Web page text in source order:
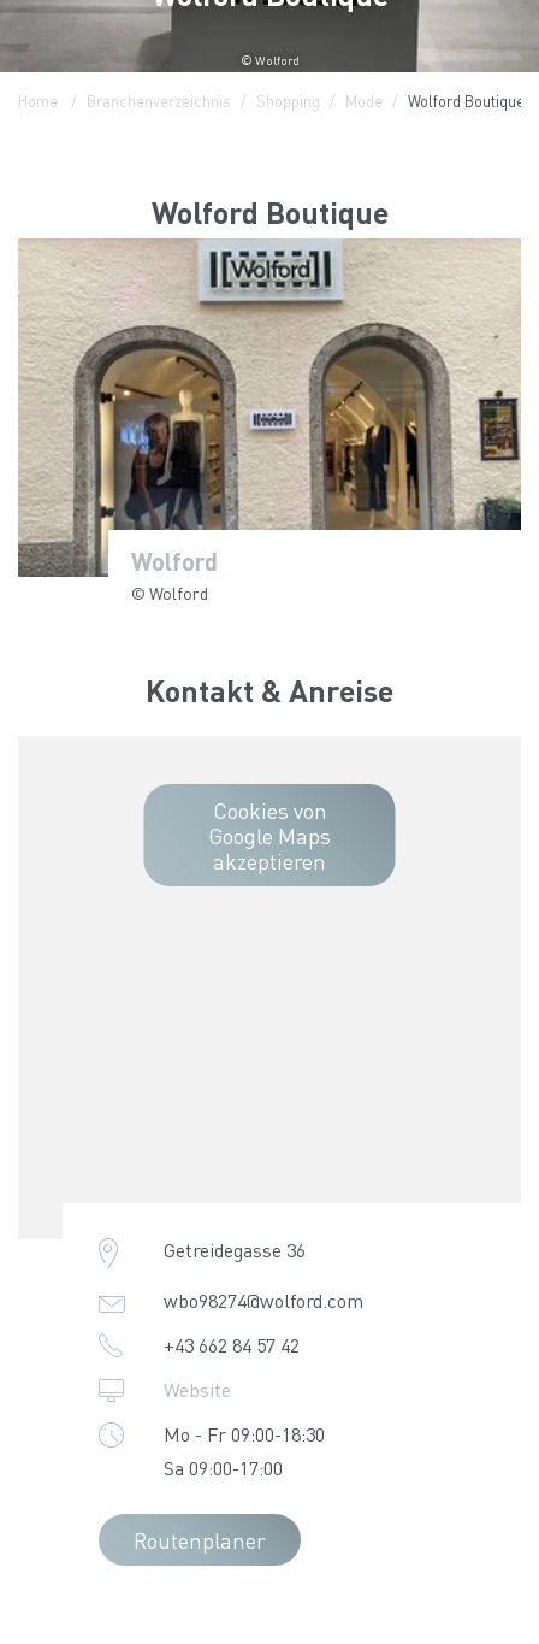
© Wolford
Home Branchenverzeichnis Shopping Mode Wolford Boutique
Wolford Boutique
Wolford
© Wolford
Kontakt & Anreise
Cookies von
Google Maps
akzeptieren
Getreidegasse 36
wbo98274@wolford.com
+43 662 84 57 42
Website
Mo - Fr 09:00-18:30
Sa 09:00-17:00
Routenplaner